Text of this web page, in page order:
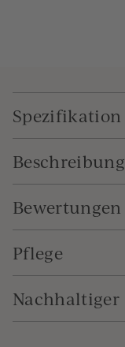
Spezifikation
Beschreibung
Bewertungen
Pflege
Nachhaltiger